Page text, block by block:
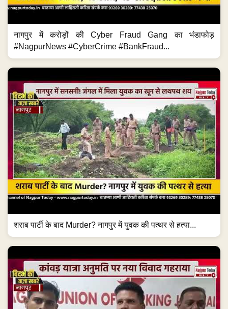
नागपुर में करोड़ों की Cyber Fraud Gang का भंडाफोड़
#NagpurNews #CyberCrime #BankFraud...
शराब पार्टी के बाद Murder? नागपुर में युवक की पत्थर से हत्या...